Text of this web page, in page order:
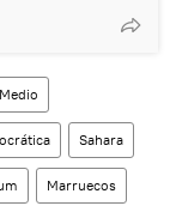
Sahara
Marruecos